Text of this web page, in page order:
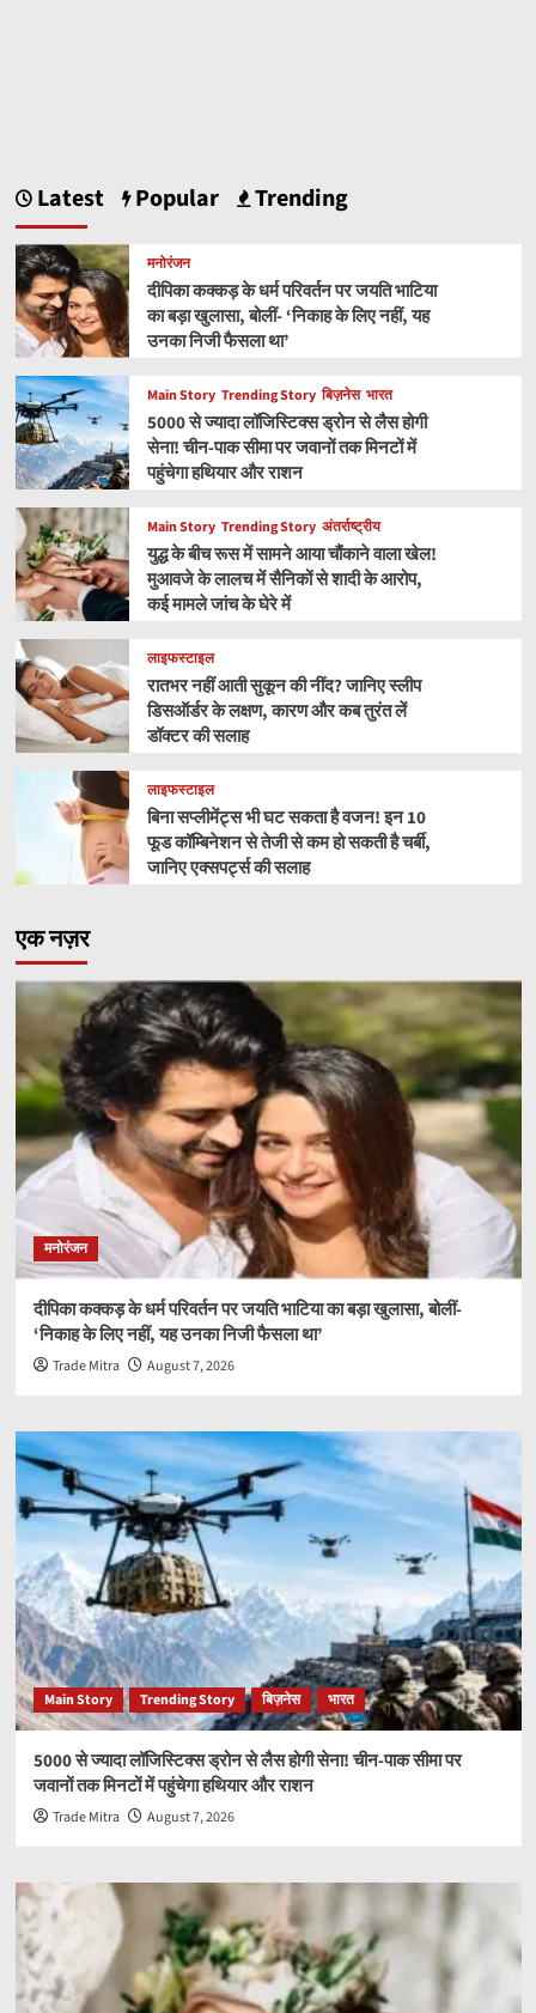
Latest Popular Trending
मनोरंजन
दीपिका कक्कड़ के धर्म परिवर्तन पर जयति भाटिया
का बड़ा खुलासा, बोलीं- ‘निकाह के लिए नहीं, यह
उनका निजी फैसला था’
Main Story Trending Story बिज़नेस भारत
5000 से ज्यादा लॉजिस्टिक्स ड्रोन से लैस होगी
सेना! चीन-पाक सीमा पर जवानों तक मिनटों में
पहुंचेगा हथियार और राशन
Main Story Trending Story अंतर्राष्ट्रीय
युद्ध के बीच रूस में सामने आया चौंकाने वाला खेल!
मुआवजे के लालच में सैनिकों से शादी के आरोप,
कई मामले जांच के घेरे में
लाइफस्टाइल
रातभर नहीं आती सुकून की नींद? जानिए स्लीप
डिसऑर्डर के लक्षण, कारण और कब तुरंत लें
डॉक्टर की सलाह
लाइफस्टाइल
बिना सप्लीमेंट्स भी घट सकता है वजन! इन 10
फूड कॉम्बिनेशन से तेजी से कम हो सकती है चर्बी,
जानिए एक्सपर्ट्स की सलाह
एक नज़र
मनोरंजन
दीपिका कक्कड़ के धर्म परिवर्तन पर जयति भाटिया का बड़ा खुलासा, बोलीं-
‘निकाह के लिए नहीं, यह उनका निजी फैसला था’
Trade Mitra August 7, 2026
Main Story Trending Story बिज़नेस भारत
5000 से ज्यादा लॉजिस्टिक्स ड्रोन से लैस होगी सेना! चीन-पाक सीमा पर
जवानों तक मिनटों में पहुंचेगा हथियार और राशन
Trade Mitra August 7, 2026